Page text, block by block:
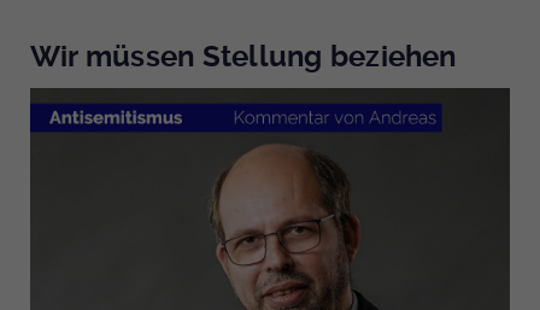
Wir müssen Stellung beziehen